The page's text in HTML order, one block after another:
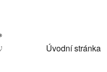
Úvodní stránka